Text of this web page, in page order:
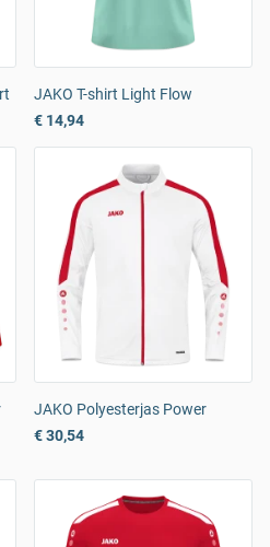
JAKO T-shirt Light Flow
€ 14,94
JAKO Polyesterjas Power
€ 30,54